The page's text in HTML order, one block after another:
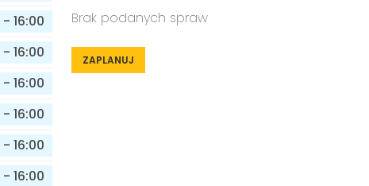
- 16:00
- 16:00
- 16:00
- 16:00
- 16:00
- 16:00
Brak podanych spraw
ZAPLANUJ